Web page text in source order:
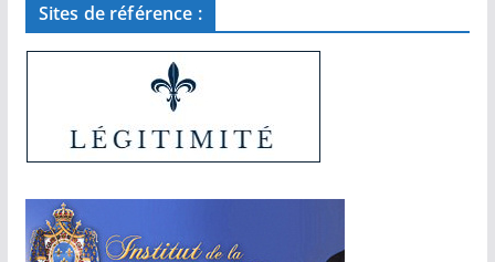
Sites de référence :